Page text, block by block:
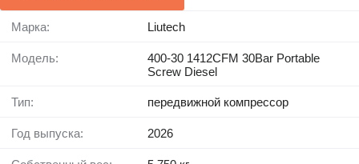
Марка: Liutech
Модель:
400-30 1412CFM 30Bar Portable
Screw Diesel
Тип: передвижной компрессор
Год выпуска: 2026